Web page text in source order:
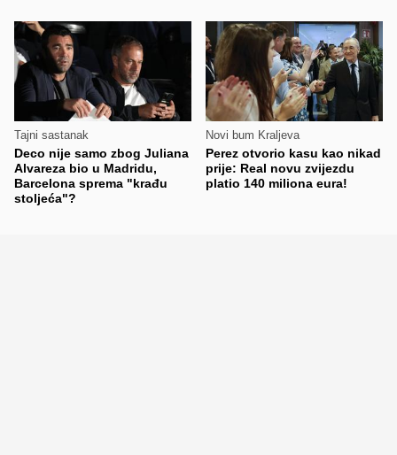
Tajni sastanak
Deco nije samo zbog Juliana
Alvareza bio u Madridu,
Barcelona sprema "krađu
stoljeća"?
Novi bum Kraljeva
Perez otvorio kasu kao nikad
prije: Real novu zvijezdu
platio 140 miliona eura!